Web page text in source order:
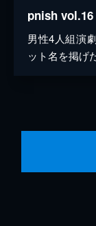
pnish vol.16
男性4人組演
ット名を掲げ